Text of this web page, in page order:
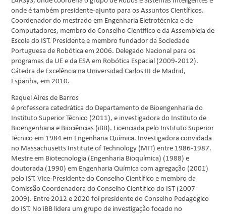
onde é também presidente-ajunto para os Assuntos Científicos.
Coordenador do mestrado em Engenharia Eletrotécnica e de
Computadores, membro do Conselho Científico e da Assembleia de
Escola do IST. Presidente e membro fundador da Sociedade
Portuguesa de Robótica em 2006. Delegado Nacional para os
programas da UE e da ESA em Robótica Espacial (2009-2012).
Cátedra de Excelência na Universidad Carlos III de Madrid,
Espanha, em 2010.
Raquel Aires de Barros
é professora catedrática do Departamento de Bioengenharia do
Instituto Superior Técnico (2011), e investigadora do Instituto de
Bioengenharia e Biociências (iBB). Licenciada pelo Instituto Superior
Técnico em 1984 em Engenharia Química. Investigadora convidada
no Massachusetts Institute of Technology (MIT) entre 1986-1987.
Mestre em Biotecnologia (Engenharia Bioquímica) (1988) e
doutorada (1990) em Engenharia Química com agregação (2001)
pelo IST. Vice-Presidente do Conselho Científico e membro da
Comissão Coordenadora do Conselho Científico do IST (2007-
2009). Entre 2012 e 2020 foi presidente do Conselho Pedagógico
do IST. No iBB lidera um grupo de investigação focado no